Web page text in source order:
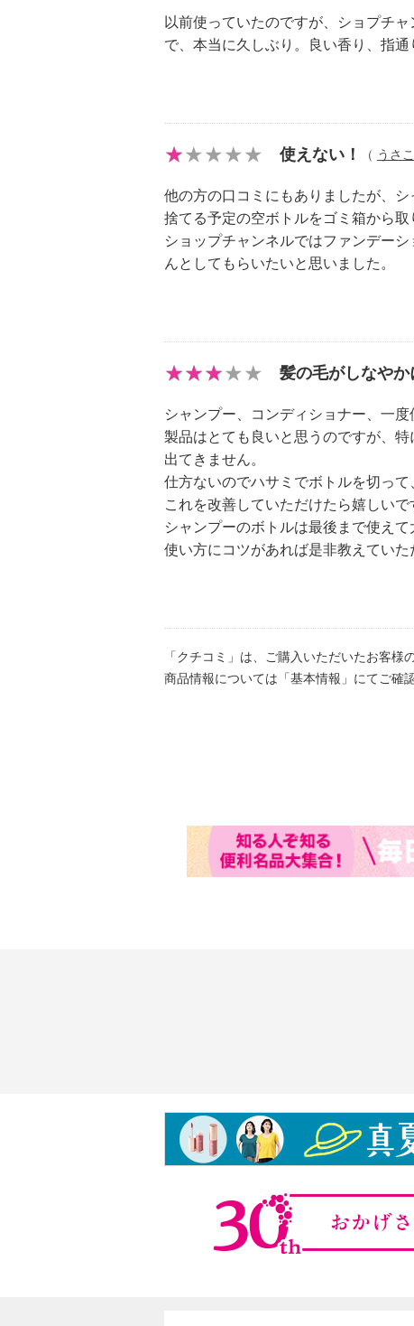
ノンシリコン、タール系色素不使用
【トリートメントＲＮＮ・６００ｇサ
＜ＣＦシャンプーＲＮＮ シトラス
【原産国（地）】
・日本製
＜ＣＦトリートメントＲＮＮ シト
・日本製
以前使っていたのですが、ショプチ
で、本当に久しぶり。良い香り、指
使えない！ （ うさこ
他の方の口コミにもありましたが、
捨てる予定の空ボトルをゴミ箱から
ショップチャンネルではファンデー
んとしてもらいたいと思いました。
髪の毛がしなやか
シャンプー、コンディショナー、一
製品はとても良いと思うのですが、
出てきません。
仕方ないのでハサミでボトルを切って
これを改善していただけたら嬉しいで
シャンプーのボトルは最後まで使えて
使い方にコツがあれば是非教えていた
「クチコミ」は、ご購入いただいたお客様
商品情報については「基本情報」にてご確